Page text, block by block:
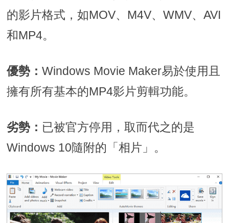
的影片格式，如MOV、M4V、WMV、AVI
和MP4。
優勢：Windows Movie Maker易於使用且
擁有所有基本的MP4影片剪輯功能。
劣勢： 已被官方停用，取而代之的是
Windows 10隨附的「相片」。